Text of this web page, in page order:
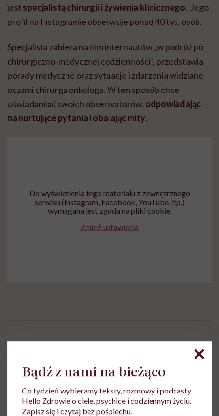
jest specjalistą chirurgii i żywienia klinicznego. Jego
profil na Instagramie obserwuje ponad 40 tys. osób.
Specjalista zabiera na nim internautów „w podróż po
chirurgiczno-medycznej codzienności”, przedstawia
porady medyczne oraz sytuacje i zdarzenia widziane
oczami chirurga onkologa. W ten sposób chce
uświadamiać swoich obserwatorów, odpowiadając
na nurtujące pytania i obalając mity.
Do wyświetlenia tego materiału z zewnętrznego
serwisu (Instagram, Facebook, YouTube, itp.)
wymagana jest zgoda na pliki cookie.
Zmień ustawienia
Redaktorka, dziennikarka,
kulturoznawczyni. Pracowała m.in. dla
"Przekroju" i "Art & Business" (jako
redaktor naczelna)
Bądź z nami na bieżąco
Co tydzień wybieramy teksty, rozmowy i podcasty
Hello Zdrowie o ciele, psychice i codziennym życiu.
Zapisz się i czytaj bez pośpiechu.